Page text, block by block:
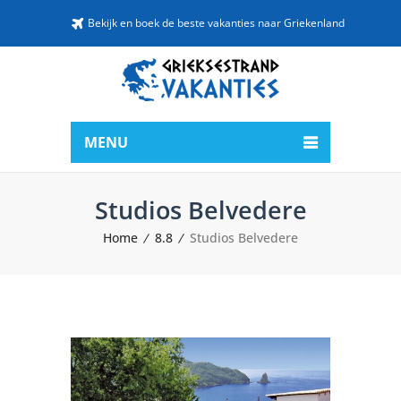
Bekijk en boek de beste vakanties naar Griekenland
MENU
Studios Belvedere
Home 8.8 Studios Belvedere